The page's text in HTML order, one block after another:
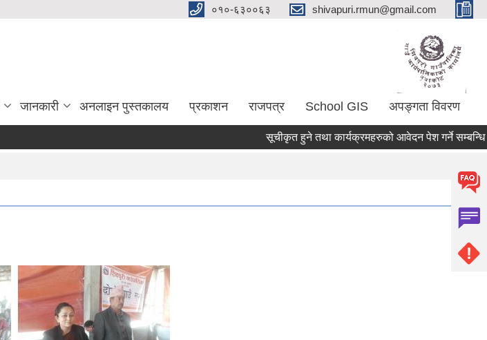
०१०-६३००६३ shivapuri.rmun@gmail.com
जानकारी अनलाइन पुस्तकालय प्रकाशन राजपत्र School GIS अपङ्गता विवरण
सूचीकृत हुने तथा कार्यक्रमहरुको आवेदन पेश गर्ने सम्बन्धि